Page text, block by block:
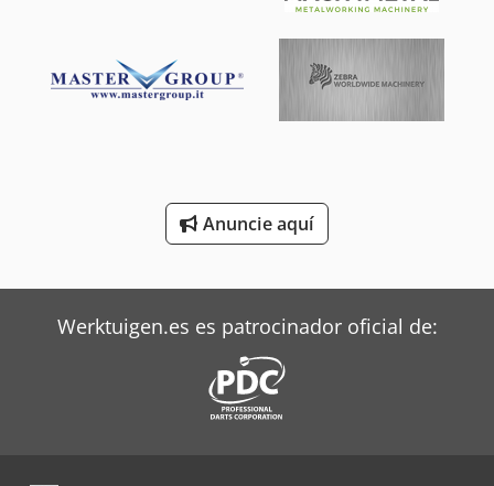
Oms Flejadoras
Trane Aires Acondicionados
Anuncie aquí
Werktuigen.es es patrocinador oficial de: